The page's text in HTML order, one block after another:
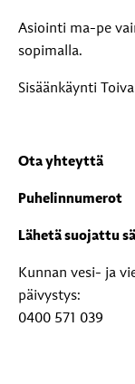
Asiointi ma-pe
sopimalla.
Sisäänkäynti
Ota yhteyttä
Puhelinnumerot
Lähetä suojattu
Kunnan vesi- ja
päivystys:
0400 571 039